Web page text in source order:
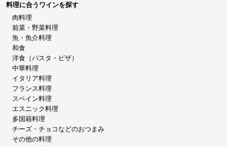
料理に合うワインを探す
肉料理
前菜・野菜料理
魚・魚介料理
和食
洋食（パスタ・ピザ）
中華料理
イタリア料理
フランス料理
スペイン料理
エスニック料理
多国籍料理
チーズ・チョコなどのおつまみ
その他の料理